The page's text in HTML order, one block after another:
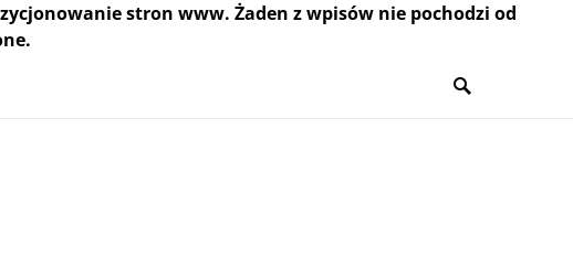
stron www. Żaden z wpisów nie pochodzi od